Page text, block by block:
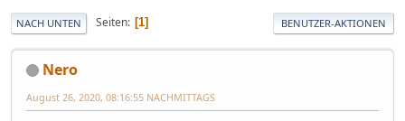
NACH UNTEN Seiten 1 BENUTZER-AKTIONEN
Nero
August 26, 2020, 08:16:55 NACHMITTAGS